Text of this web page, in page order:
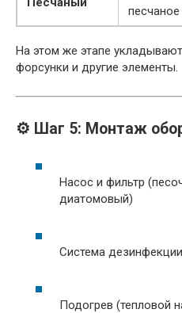
На этом же этапе
форсунки и другие элементы.
⚙️ Шаг 5: Монтаж
Насос и фильтр
диатомовый)
Система
Подогрев (тепловой